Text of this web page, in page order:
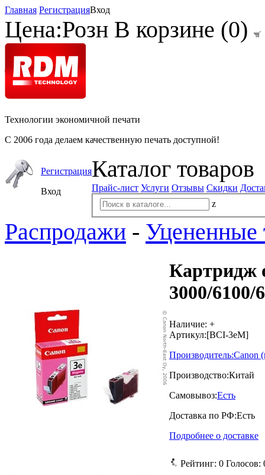
Главная РегистрацияВход
Цена:Розн В корзине (0)
Технологии экономичной печати
С 2006 года делаем качественную печать доступной!
Регистрация
Вход
Каталог товаров
Прайс-лист Услуги Отзывы Скидки
z
Распродажи - Уцененные
Картридж
3000/6100/
Наличие: +
Артикул:[BCI-3eM]
Производитель:Canon
Производство:Китай
Самовывоз:Есть
Доставка по РФ:Есть
Подробнее о доставке
Рейтинг: 0 Голосов: